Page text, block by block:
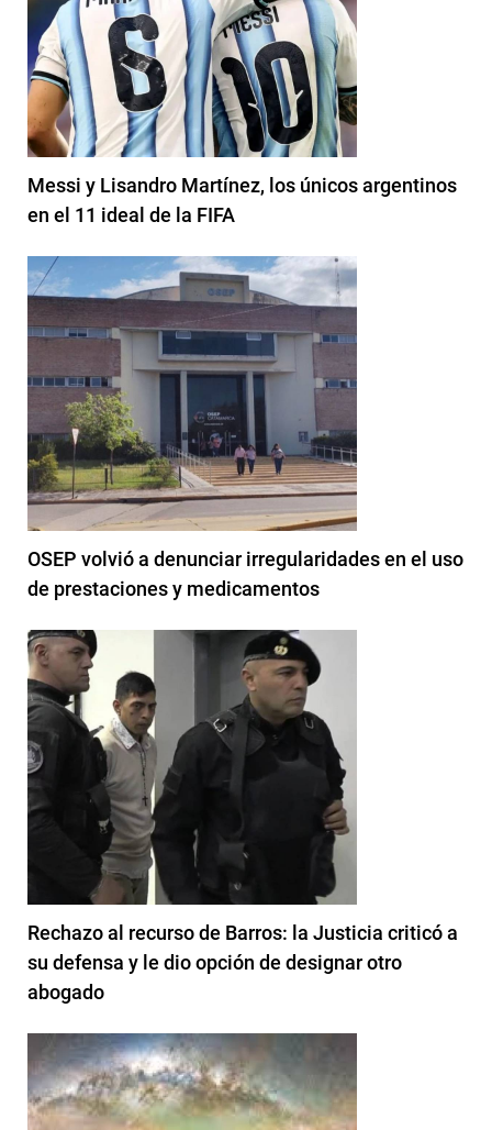
Messi y Lisandro Martínez, los únicos argentinos
en el 11 ideal de la FIFA
OSEP volvió a denunciar irregularidades en el uso
de prestaciones y medicamentos
Rechazo al recurso de Barros: la Justicia criticó a
su defensa y le dio opción de designar otro
abogado